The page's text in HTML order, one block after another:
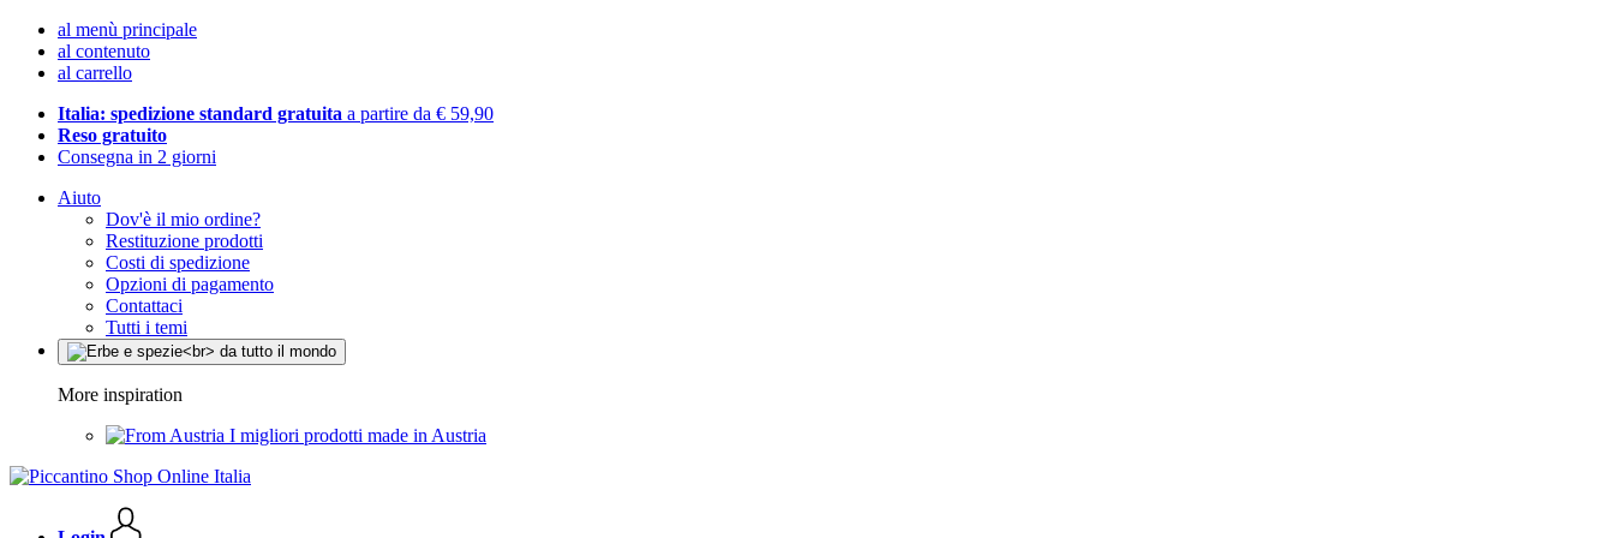
al menù principale
al contenuto
al carrello
Italia: spedizione standard gratuita a partire da € 59,90
Reso gratuito
Consegna in 2 giorni
Aiuto
Dov'è il mio ordine?
Restituzione prodotti
Costi di spedizione
Opzioni di pagamento
Contattaci
Tutti i temi
More inspiration
I migliori prodotti made in Austria